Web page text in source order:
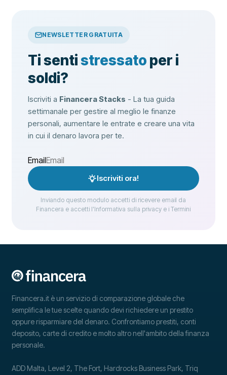
NEWSLETTER GRATUITA
Ti sentistressato per i
soldi?
Iscriviti a Financera Stacks - La tua guida
settimanale per gestire al meglio le finanze
personali, aumentare le entrate e creare una vita
in cui il denaro lavora per te.
Email
Iscriviti ora!
Inviando questo modulo accetti di ricevere email da
Financera e accetti l'Informativa sulla privacy e i Termini
Financera.it è un servizio di comparazione globale che
semplifica le tue scelte quando devi richiedere un prestito
oppure risparmiare del denaro. Confrontiamo prestiti, conti
deposito, carte di credito e molto altro nell'ambito della finanza
personale.
ADD Malta, Level 2, The Fort, Hardrocks Business Park, Triq